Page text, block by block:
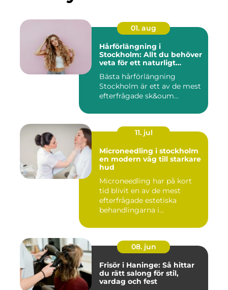
01. aug
Hårförlängning i
Stockholm: Allt du behöver
veta för ett naturligt
Bästa hårförlängning
Stockholm är ett av de mest
efterfrågade sk&oum...
11. jul
Microneedling i stockholm
en modern väg till starkare
hud
Microneedling har på kort
tid blivit en av de mest
efterfrågade estetiska
behandlingarna i
08. jun
Frisör i Haninge: Så hittar
du rätt salong för stil,
vardag och fest